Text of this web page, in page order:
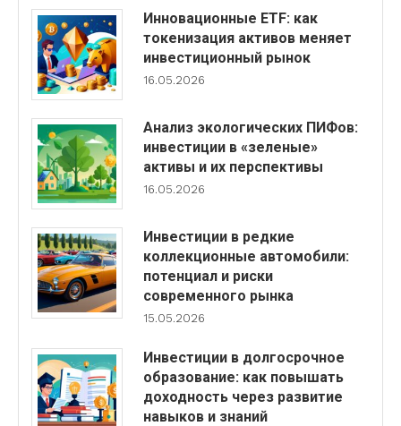
Инновационные ETF: как
токенизация активов меняет
инвестиционный рынок
16.05.2026
Анализ экологических ПИФов:
инвестиции в «зеленые»
активы и их перспективы
16.05.2026
Инвестиции в редкие
коллекционные автомобили:
потенциал и риски
современного рынка
15.05.2026
Инвестиции в долгосрочное
образование: как повышать
доходность через развитие
навыков и знаний